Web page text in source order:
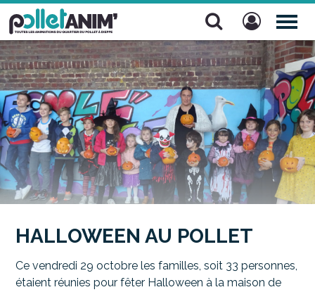
Pollet Anim'
HALLOWEEN AU POLLET
Ce vendredi 29 octobre les familles, soit 33 personnes,
étaient réunies pour fêter Halloween à la maison de